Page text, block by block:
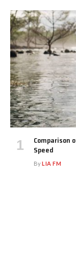
Comparison
Speed
ByLIA FM